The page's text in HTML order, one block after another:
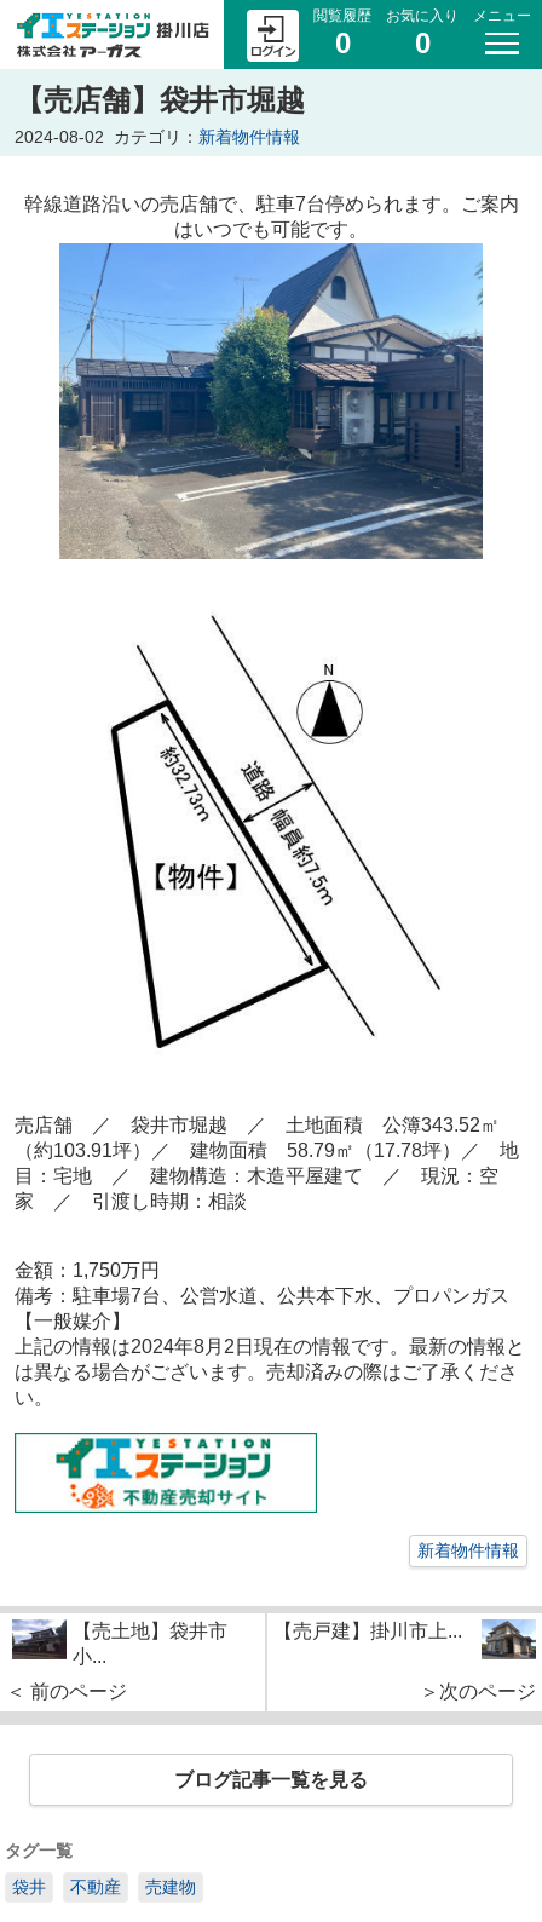
閲覧履歴
0
お気に入り
0
メニュー
【売店舗】袋井市堀越
2024-08-02 カテゴリ： 新着物件情報
幹線道路沿いの売店舗で、駐車7台停められます。ご案内
はいつでも可能です。
売店舗／ 袋井市堀越 ／ 土地面積 公簿343.52㎡
（約103.91坪）
／ 建物面積 58.79㎡（17.78坪）／ 地
目：宅地／ 建物構造：木造平屋建て ／ 現況：空
家 ／ 引渡し時期：相談
金額：1,750万円
備考： 駐車場7台、公営水道、公共本下水、プロパンガス
【一般媒介 】
上記の情報は2024年8月2 日現在の情報です。最新の情報と
は異なる場合がございます。売却済みの際はご了承くださ
い。
新着物件情報
【売土地】袋井市
小...
＜ 前のページ
【売戸建】掛川市上...
＞次のページ
ブログ記事一覧を見る
タグ一覧
袋井
不動産 売建物